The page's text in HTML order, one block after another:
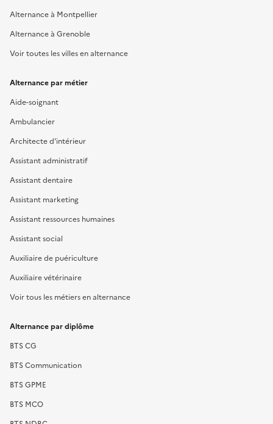
Alternance à Montpellier
Alternance à Grenoble
Voir toutes les villes en alternance
Alternance par métier
Aide-soignant
Ambulancier
Architecte d'intérieur
Assistant administratif
Assistant dentaire
Assistant marketing
Assistant ressources humaines
Assistant social
Auxiliaire de puériculture
Auxiliaire vétérinaire
Voir tous les métiers en alternance
Alternance par diplôme
BTS CG
BTS Communication
BTS GPME
BTS MCO